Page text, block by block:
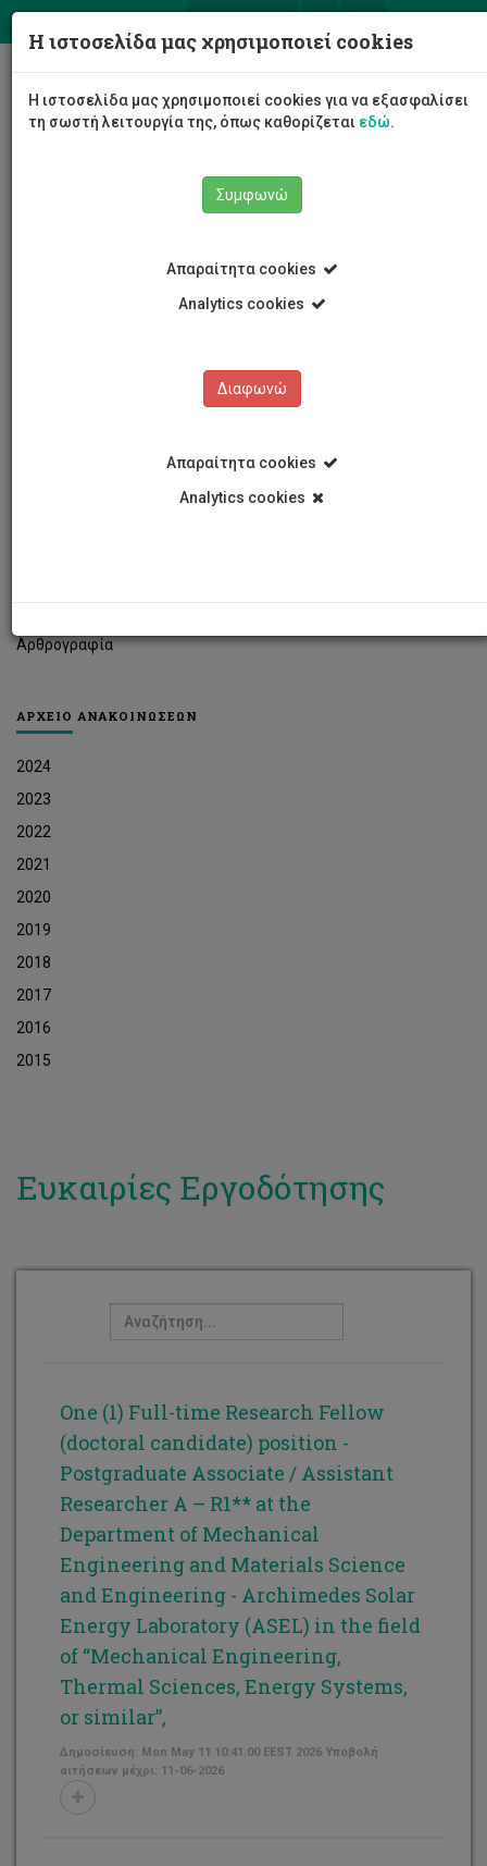
Αρθρογραφία
ΑΡΧΕΙΟ ΑΝΑΚΟΙΝΩΣΕΩΝ
2024
2023
2022
2021
2020
2019
2018
2017
2016
2015
Ευκαιρίες Εργοδότησης
One (1) Full-time Research Fellow
(doctoral candidate) position -
Postgraduate Associate / Assistant
Researcher A – R1** at the
Department of Mechanical
Engineering and Materials Science
and Engineering - Archimedes Solar
Energy Laboratory (ASEL) in the field
of “Mechanical Engineering,
Thermal Sciences, Energy Systems,
or similar”,
Δημοσίευση: Mon May 11 10:41:00 EEST 2026 Υποβολή
αιτήσεων μέχρι: 11-06-2026
Η ιστοσελίδα μας χρησιμοποιεί cookies
Η ιστοσελίδα μας χρησιμοποιεί cookies για να εξασφαλίσει
τη σωστή λειτουργία της, όπως καθορίζεται εδώ.
Συμφωνώ
Απαραίτητα cookies
Analytics cookies
Διαφωνώ
Απαραίτητα cookies
Analytics cookies